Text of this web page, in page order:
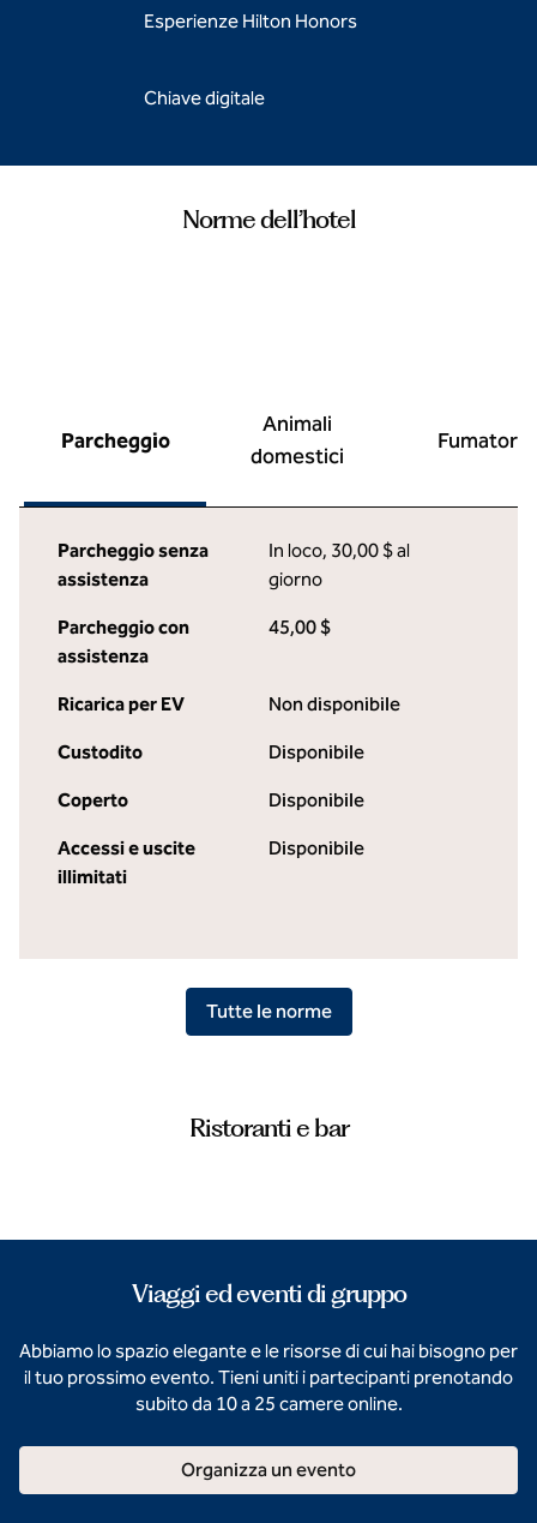
Esperienze Hilton Honors
Chiave digitale
Norme dell’hotel
Parcheggio
Animali
domestici
Fumatori
Parcheggio senza
assistenza
In loco, 30,00 $ al
giorno
Parcheggio con
assistenza
45,00 $
Ricarica per EV Non disponibile
Custodito Disponibile
Coperto Disponibile
Accessi e uscite
illimitati
Disponibile
Tutte le norme
Ristoranti e bar
Viaggi ed eventi di gruppo
Abbiamo lo spazio elegante e le risorse di cui hai bisogno per
il tuo prossimo evento. Tieni uniti i partecipanti prenotando
subito da 10 a 25 camere online.
Organizza un evento